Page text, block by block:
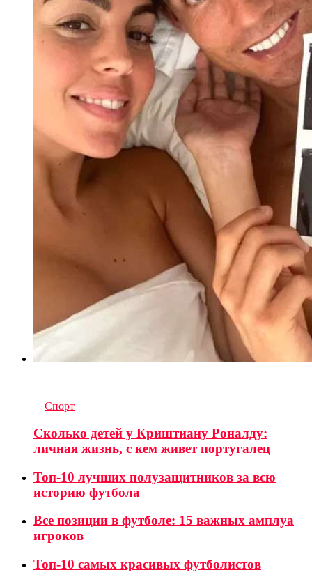
Спорт
Сколько детей у Криштиану Роналду:
личная жизнь, с кем живет португалец
Топ-10 лучших полузащитников за всю
историю футбола
Все позиции в футболе: 15 важных амплуа
игроков
Топ-10 самых красивых футболистов